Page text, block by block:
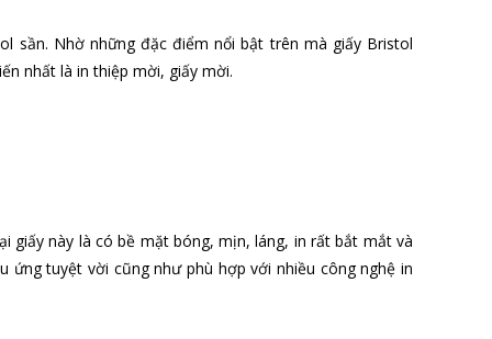
sần. Nhờ những đặc điểm nổi bật trên mà giấy Bristol
nhất là in thiệp mời, giấy mời.
giấy này là có bề mặt bóng, mịn, láng, in rất bắt mắt và
ứng tuyệt vời cũng như phù hợp với nhiều công nghệ in